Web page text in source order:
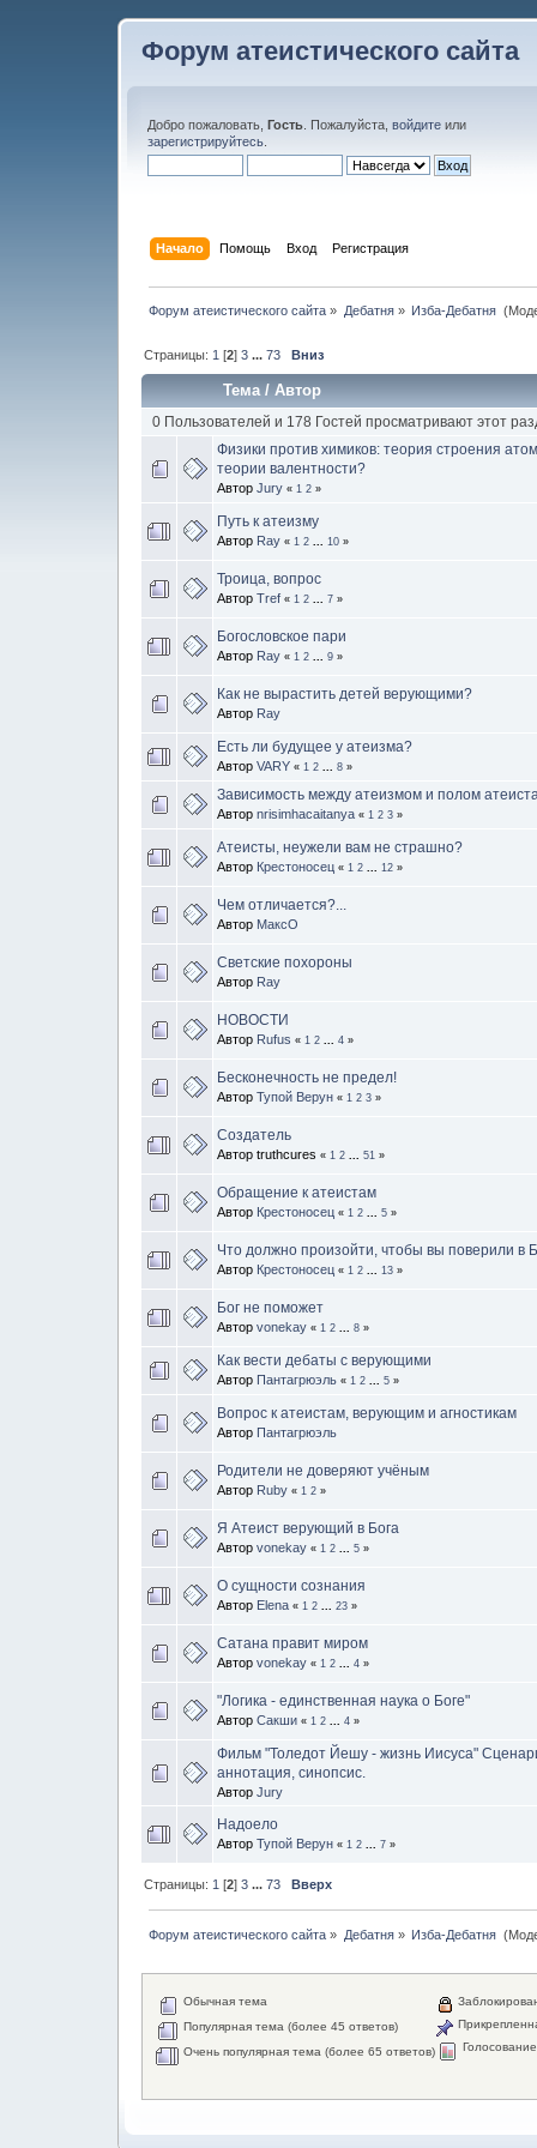
Форум атеистического сайта
Добро пожаловать, Гость . Пожалуйста, войдите или
зарегистрируйтесь
Начало Помощь Вход Регистрация
Форум атеистического сайта » Дебатня» Изба-Дебатня
Страницы: 1 [2]3 ...73 Вниз
Тема/Автор
0 Пользователей и 178 Гостей просматривают этот
Физики против химиков: теория строения
теории валентности?
Автор Jury « 1 2 »
Путь к атеизму
Автор Ray « 1 2 10 »
Троица, вопрос
Автор Tref « 1 2 7 »
Богословское пари
Автор Ray « 1 2 9 »
Как не вырастить детей верующими?
Автор Ray
Есть ли будущее у атеизма?
Автор VARY « 1 2 8 »
Зависимость между атеизмом и полом
Автор nrisimhacaitanya « 1 2 3 »
Атеисты, неужели вам не страшно?
Автор Крестоносец « 1 2 12 »
Чем отличается?...
Автор МаксО
Светские похороны
Автор Ray
НОВОСТИ
Автор Rufus « 1 2 4 »
Бесконечность не предел!
Автор Тупой Верун « 1 2 3 »
Создатель
Автор truthcures « 1 2 51 »
Обращение к атеистам
Автор Крестоносец « 1 2 5 »
Что должно произойти, чтобы вы поверили в
Автор Крестоносец « 1 2 13 »
Бог не поможет
Автор vonekay « 1 2 8 »
Как вести дебаты с верующими
Автор Пантагрюэль « 1 2 5 »
Вопрос к атеистам, верующим и агностикам
Автор Пантагрюэль
Родители не доверяют учёным
Автор Ruby « 1 2 »
Я Атеист верующий в Бога
Автор vonekay « 1 2 5 »
О сущности сознания
Автор Elena « 1 2 23 »
Сатана правит миром
Автор vonekay « 1 2 4 »
"Логика - единственная наука о Боге"
Автор Сакши « 1 2 4 »
Фильм "Толедот Йешу - жизнь Иисуса"
аннотация, синопсис.
Автор Jury
Надоело
Автор Тупой Верун « 1 2 7 »
Страницы: 1 [2]3 ...73 Вверх
Форум атеистического сайта » Дебатня» Изба-Дебатня
Обычная тема
Популярная тема (более 45 ответов)
Очень популярная тема (более 65 ответов)
Голосование